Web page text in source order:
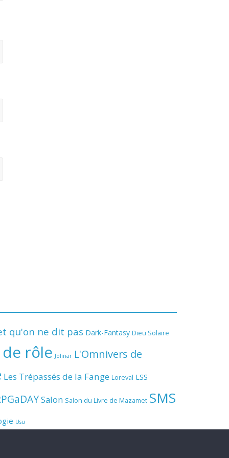
qu'on ne dit pas Dark-Fantasy Dieu Solaire
de rôle Jolinar L'Omnivers de
Les Trépassés de la Fange Loreval LSS
Salon Salon du Livre de Mazamet SMS
Usu